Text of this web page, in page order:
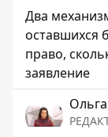
Два
оставшихся
право,
заявление